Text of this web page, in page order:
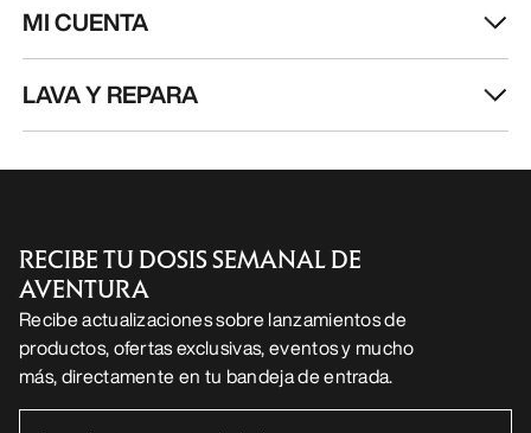
MI CUENTA
LAVA Y REPARA
RECIBE TU DOSIS SEMANAL DE
AVENTURA
Recibe actualizaciones sobre lanzamientos de
productos, ofertas exclusivas, eventos y mucho
más, directamente en tu bandeja de entrada.